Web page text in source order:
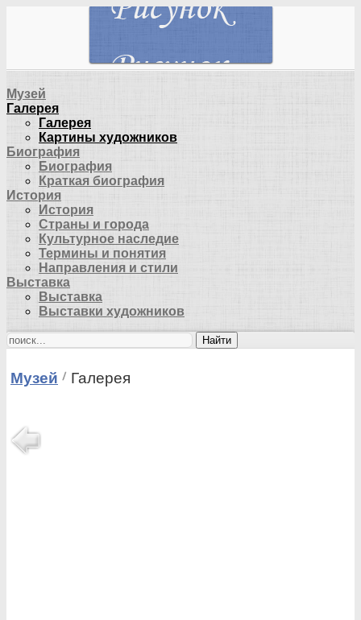
Музей
Галерея
Галерея
Картины художников
Биография
Биография
Краткая биография
История
История
Страны и города
Культурное наследие
Термины и понятия
Направления и стили
Выставка
Выставка
Выставки художников
Найти
Музей Галерея